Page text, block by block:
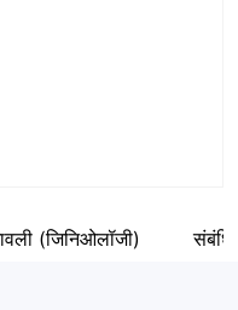
(जिनिओलॉजी)